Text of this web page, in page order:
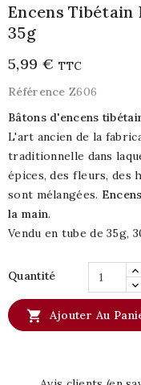
Encens
35g
5,99 € TTC
Référence Z606
Bâtons d'encens
L'art ancien de la
traditionnelle dans
épices, des fleurs, des
sont mélangées.
la main.
Vendu en tube de 35g,
Quantité
 Ajouter Au